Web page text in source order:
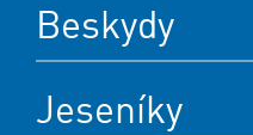
Beskydy
Jeseníky